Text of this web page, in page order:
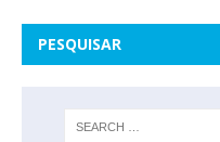
PESQUISAR